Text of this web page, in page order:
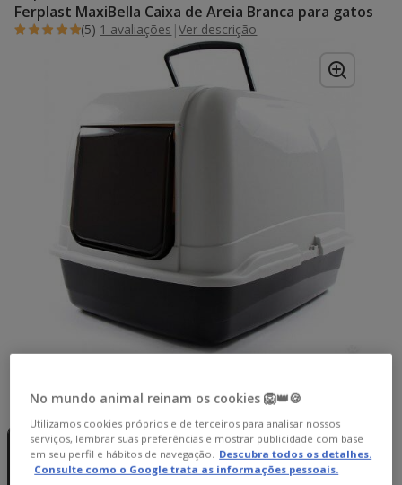
Ferplast MaxiBella Caixa de Areia Branca para gatos
(5) 1 avaliações |Ver descrição
Tamanho:65 x 50 x 47 cm Guia de tamanhos
65 x 50 x 47
cm
Sem Stock
46.59€
No mundo animal reinam os cookies 🦁👑🍪
Utilizamos cookies próprios e de terceiros para analisar nossos
serviços, lembrar suas preferências e mostrar publicidade com base
em seu perfil e hábitos de navegação. Descubra todos os detalhes.
Consulte como o Google trata as informações pessoais.